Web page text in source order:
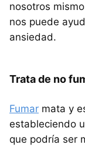
nosotros
nos puede
ansiedad.
Trata de no
Fumar mata y
estableciendo
que podría ser